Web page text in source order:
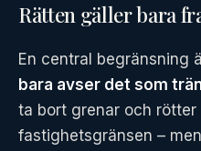
Rätten gäller bara
En central begränsning
bara avser det som
ta bort grenar och rötter
fastighetsgränsen –